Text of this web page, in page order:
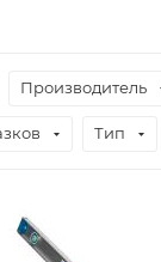
Производитель
Тип